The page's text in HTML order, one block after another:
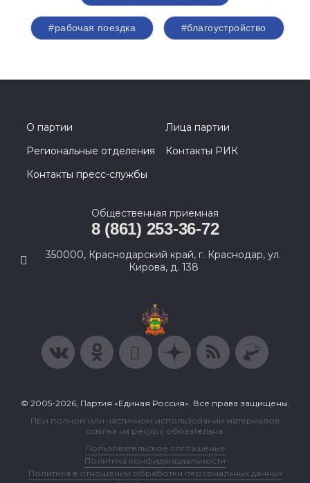
#рабочая поездка #благоустройство
О партии
Лица партии
Региональные отделения
Контакты РИК
Контакты пресс-службы
Общественная приемная
8 (861) 253-36-72
350000, Краснодарский край, г. Краснодар, ул.
Кирова, д. 138
© 2005-2026, Партия «Единая Россия». Все права защищены.
При полном или частичном использовании материалов
ссылка на ресурс обязательна.
Пользовательское соглашение
Политика конфиденциальности
Политика в отношении обработки персональных данных